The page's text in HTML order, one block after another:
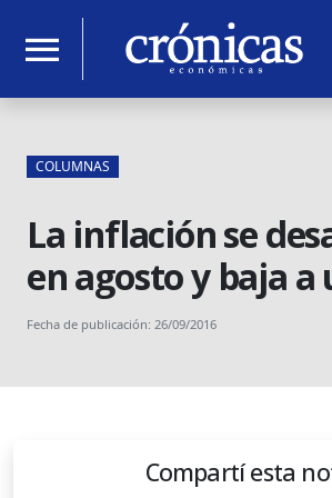
menu
COLUMNAS
La inflación se
en agosto y baja
Fecha de publicación: 26/09/2016
Compartí esta